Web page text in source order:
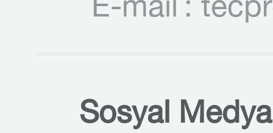
E-mail :
Sosyal